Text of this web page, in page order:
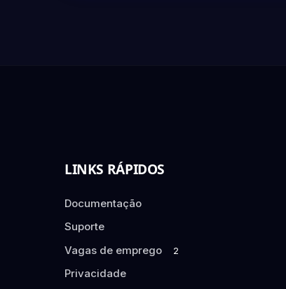
LINKS RÁPIDOS
Documentação
Suporte
Vagas de emprego
2
Privacidade